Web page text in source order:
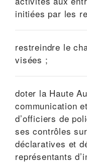
initiées par les
restreindre le
visées ;
doter la Haute
communication
d’officiers de
ses contrôles
déclaratives et
représentants